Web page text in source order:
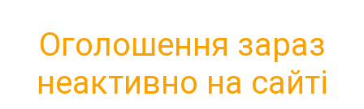
Оголошення зараз
неактивно на сайті